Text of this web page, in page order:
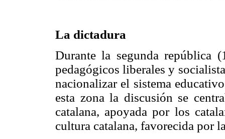
La dictadura
Durante la segunda república
pedagógicos liberales y
nacionalizar el sistema
esta zona la discusión se
catalana, apoyada por los
cultura catalana, favorecida por